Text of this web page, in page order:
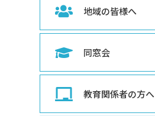
地域の皆様へ
同窓会
教育関係者の方へ